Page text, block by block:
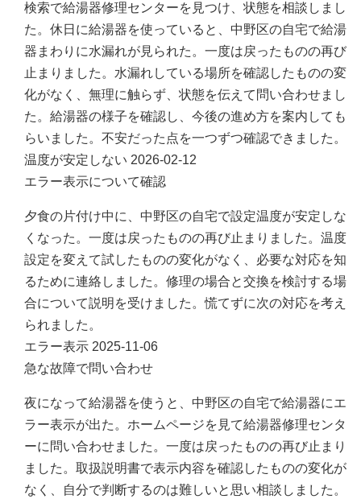
検索で給湯器修理センターを見つけ、状態を相談しまし
た。休日に給湯器を使っていると、中野区の自宅で給湯
器まわりに水漏れが見られた。一度は戻ったものの再び
止まりました。水漏れしている場所を確認したものの変
化がなく、無理に触らず、状態を伝えて問い合わせまし
た。給湯器の様子を確認し、今後の進め方を案内しても
らいました。不安だった点を一つずつ確認できました。
温度が安定しない 2026-02-12
エラー表示について確認
夕食の片付け中に、中野区の自宅で設定温度が安定しな
くなった。一度は戻ったものの再び止まりました。温度
設定を変えて試したものの変化がなく、必要な対応を知
るために連絡しました。修理の場合と交換を検討する場
合について説明を受けました。慌てずに次の対応を考え
られました。
エラー表示 2025-11-06
急な故障で問い合わせ
夜になって給湯器を使うと、中野区の自宅で給湯器にエ
ラー表示が出た。ホームページを見て給湯器修理センタ
ーに問い合わせました。一度は戻ったものの再び止まり
ました。取扱説明書で表示内容を確認したものの変化が
なく、自分で判断するのは難しいと思い相談しました。